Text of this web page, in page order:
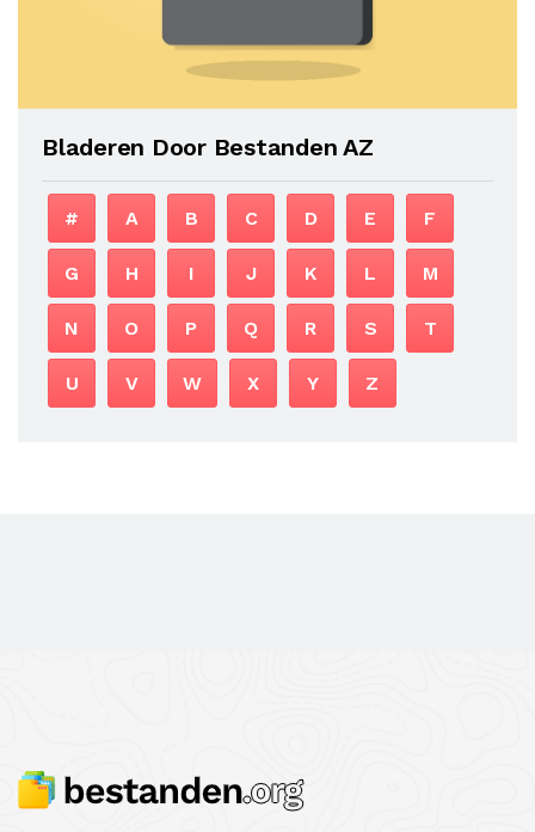
Bladeren Door Bestanden AZ
# A B C D E F
G H I J K L M
N O P Q R S T
U V W X Y Z